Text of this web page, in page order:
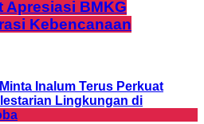
Apresiasi BMKG
Kebencanaan